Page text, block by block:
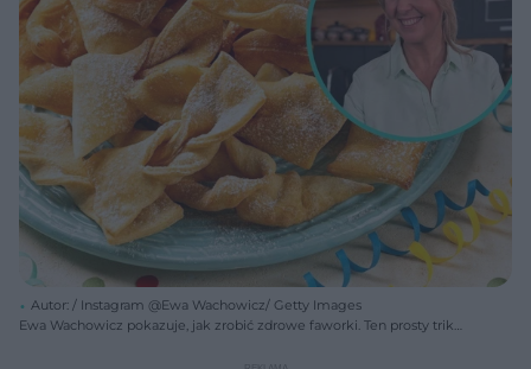
Autor: / Instagram @Ewa Wachowicz/ Getty Images
Ewa Wachowicz pokazuje, jak zrobić zdrowe faworki. Ten prosty trik